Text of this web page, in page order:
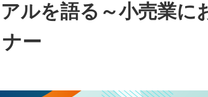
アルを語る～小売業に
ー